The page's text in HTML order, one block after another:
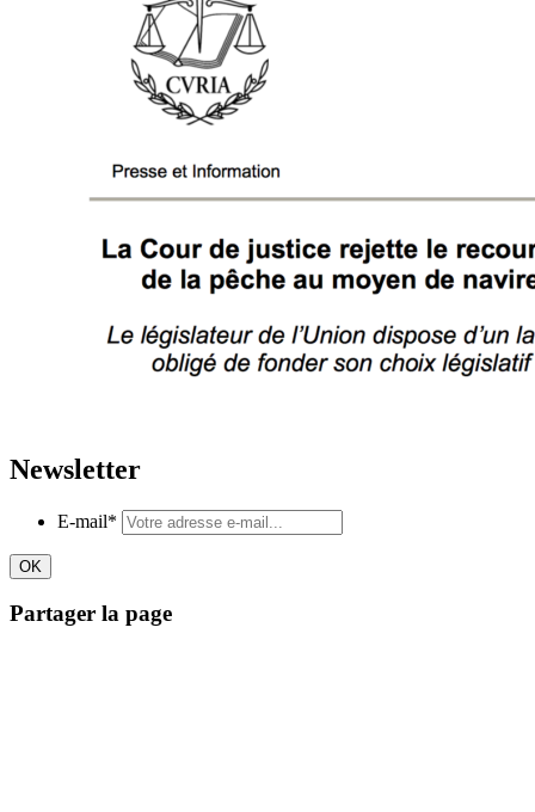
Newsletter
E-mail*
Partager la page